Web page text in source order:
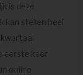
is deze
kan stellen heel
eerste keer
online